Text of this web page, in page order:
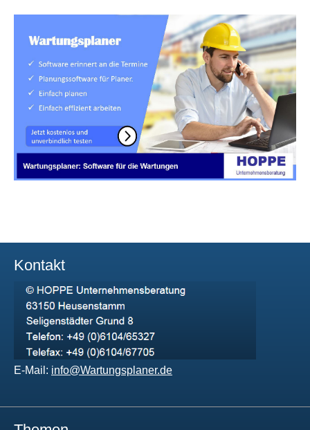
Kontakt
E-Mail: info@Wartungsplaner.de